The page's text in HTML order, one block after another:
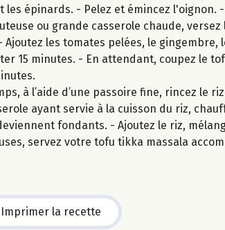
épinards. - Pelez et émincez l'oignon.
sauteuse ou grande casserole chaude,
les tomates pelées, le
15 minutes. - En attendant, coupez le
à l’aide d’une passoire fine, rincez
ayant servie à la cuisson du riz,
fondants. - Ajoutez le riz,
servez votre tofu tikka massala
Imprimer la recette